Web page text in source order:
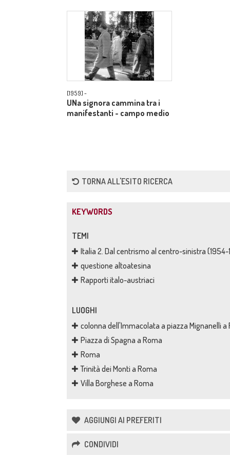
[1959] -
UNa signora cammina tra i
manifestanti - campo medio
TORNA ALL'ESITO RICERCA
KEYWORDS
TEMI
Italia 2. Dal centrismo al centro-sinistra (1954-
questione altoatesina
Rapporti italo-austriaci
LUOGHI
colonna dell'Immacolata a piazza Mignanelli a
Piazza di Spagna a Roma
Roma
Trinità dei Monti a Roma
Villa Borghese a Roma
AGGIUNGI AI PREFERITI
CONDIVIDI